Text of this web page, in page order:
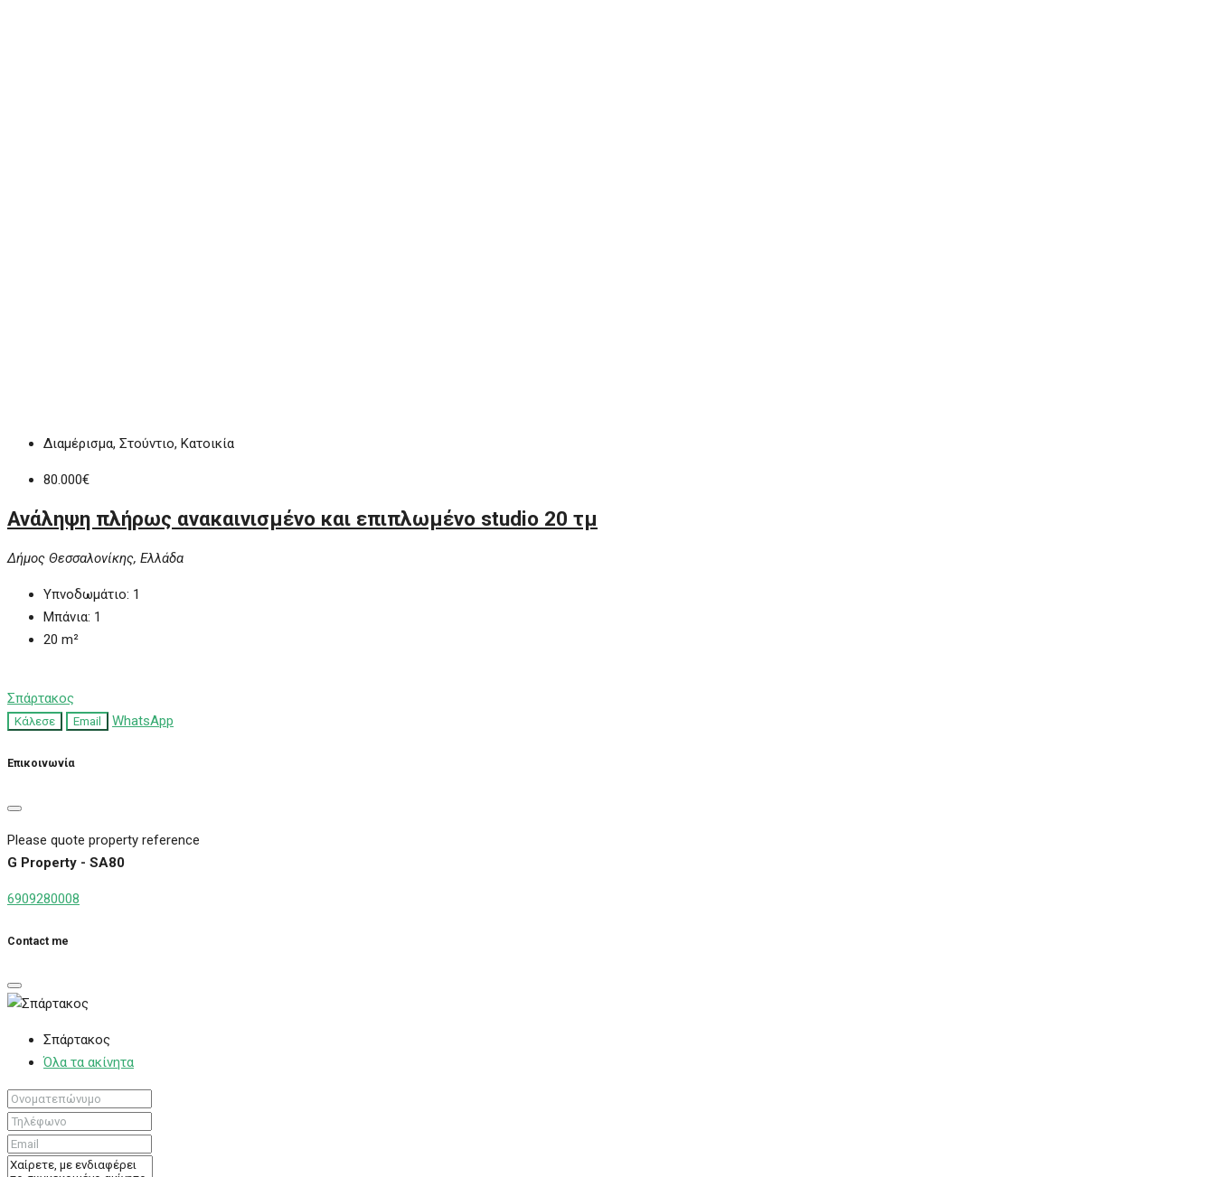
Διαμέρισμα, Στούντιο, Κατοικία
80.000€
Ανάληψη πλήρως ανακαινισμένο και επιπλωμένο studio 20 τμ
Δήμος Θεσσαλονίκης, Ελλάδα
Υπνοδωμάτιο: 1
Μπάνια: 1
20 m²
Σπάρτακος
Κάλεσε Email WhatsApp
Επικοινωνία
Please quote property reference
G Property - SA80
6909280008
Contact me
Σπάρτακος
Όλα τα ακίνητα